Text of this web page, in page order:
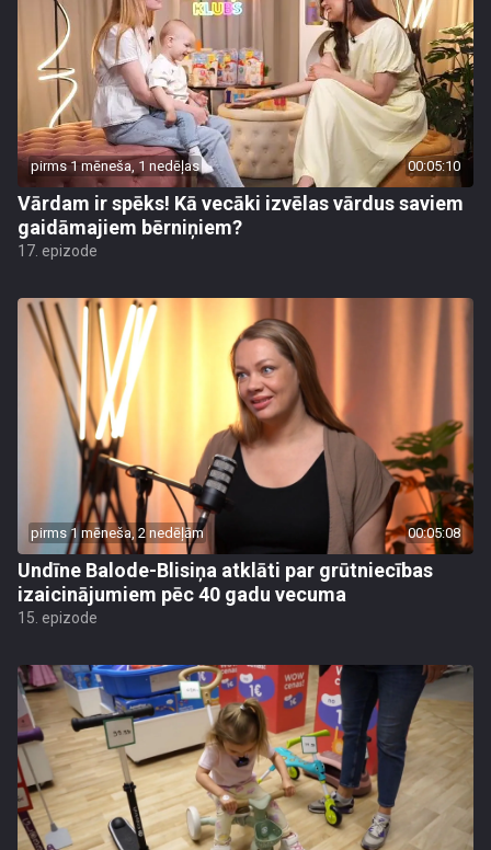
pirms 1 mēneša, 1 nedēļas 00:05:10
Vārdam ir spēks! Kā vecāki izvēlas vārdus saviem
gaidāmajiem bērniņiem?
17. epizode
pirms 1 mēneša, 2 nedēļām 00:05:08
Undīne Balode-Blisiņa atklāti par grūtniecības
izaicinājumiem pēc 40 gadu vecuma
15. epizode